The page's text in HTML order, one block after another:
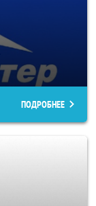
ПОДРОБНЕЕ